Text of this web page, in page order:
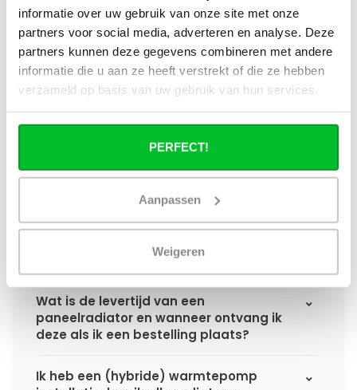
informatie over uw gebruik van onze site met onze
partners voor social media, adverteren en analyse. Deze
partners kunnen deze gegevens combineren met andere
informatie die u aan ze heeft verstrekt of die ze hebben
verzameld op basis van uw gebruik van hun services.
PERFECT!
Aanpassen
Weigeren
Wat heb ik nog meer nodig om de
installatie van mijn radiator compleet te
maken?
Haakse of rechte aansluitset, welke heb
ik nodig?
Kan ik mijn Smart thermostaatknop
aansluiten op de paneelradiatoren van
Radiator-Outlet?
Hoe bereken in de benodigde capaciteit
Wat is de levertijd van een
paneelradiator en wanneer ontvang ik
deze als ik een bestelling plaats?
Ik heb een (hybride) warmtepomp